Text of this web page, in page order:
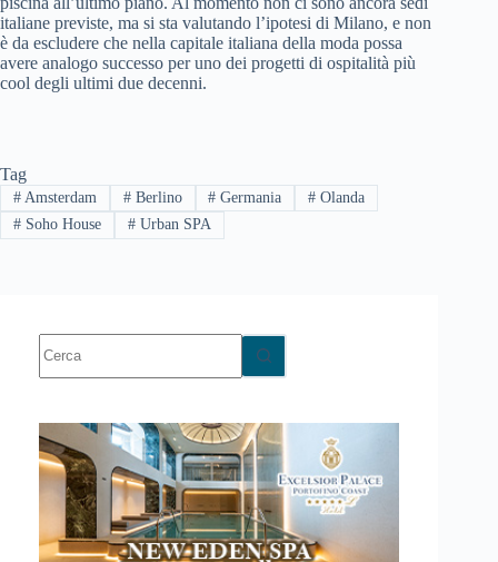
italiane previste, ma si sta valutando l’ipotesi di Milano, e non
è da escludere che nella capitale italiana della moda possa
avere analogo successo per uno dei progetti di ospitalità più
cool degli ultimi due decenni.
Tag
#Amsterdam #Berlino # Germania # Olanda
#Soho House #Urban SPA
risultato